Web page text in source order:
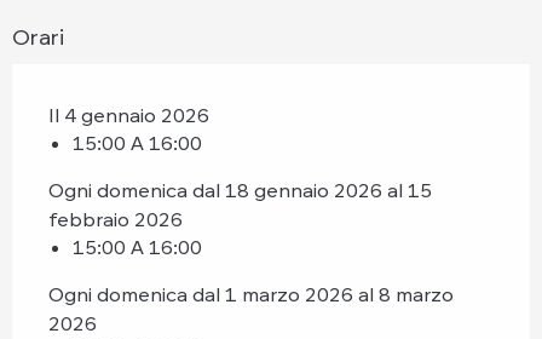
Orari
Il 4 gennaio 2026
15:00 A 16:00
Ogni domenica dal 18 gennaio 2026 al 15
febbraio 2026
15:00 A 16:00
Ogni domenica dal 1 marzo 2026 al 8 marzo
2026